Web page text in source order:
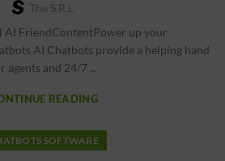
The S.r.l
AI FriendContentPower up your
AI Chatbots provide a helping hand
agents and 24/7 ...
READING
SOFTWARE